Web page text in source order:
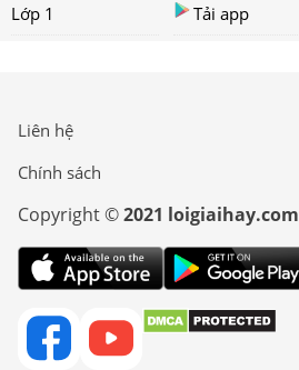
Lớp 1
Tải app
Liên hệ
Chính sách
Copyright ©2021 loigiaihay.com